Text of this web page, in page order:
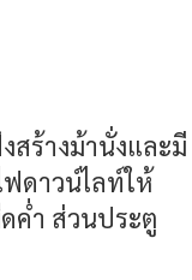
สร้างม้านั่งและมี
ฟดาวน์ไลท์ให้
ค่ำ ส่วนประตู